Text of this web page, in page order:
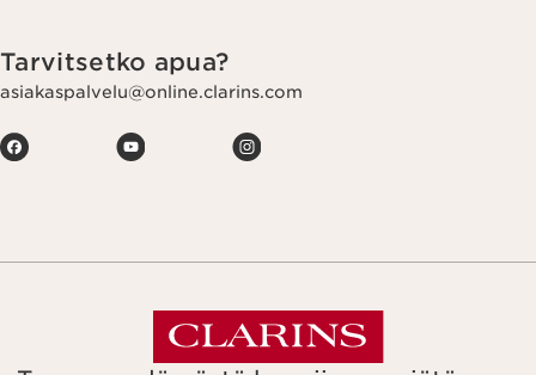
Tarvitsetko apua?
asiakaspalvelu@online.clarins.com